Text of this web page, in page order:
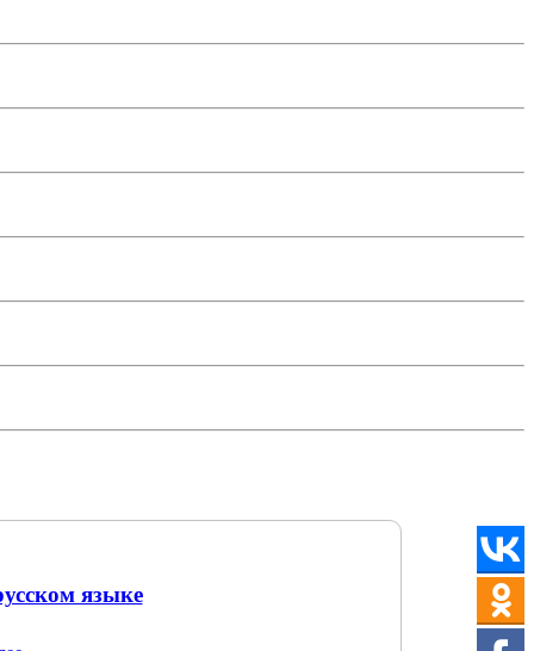
языке